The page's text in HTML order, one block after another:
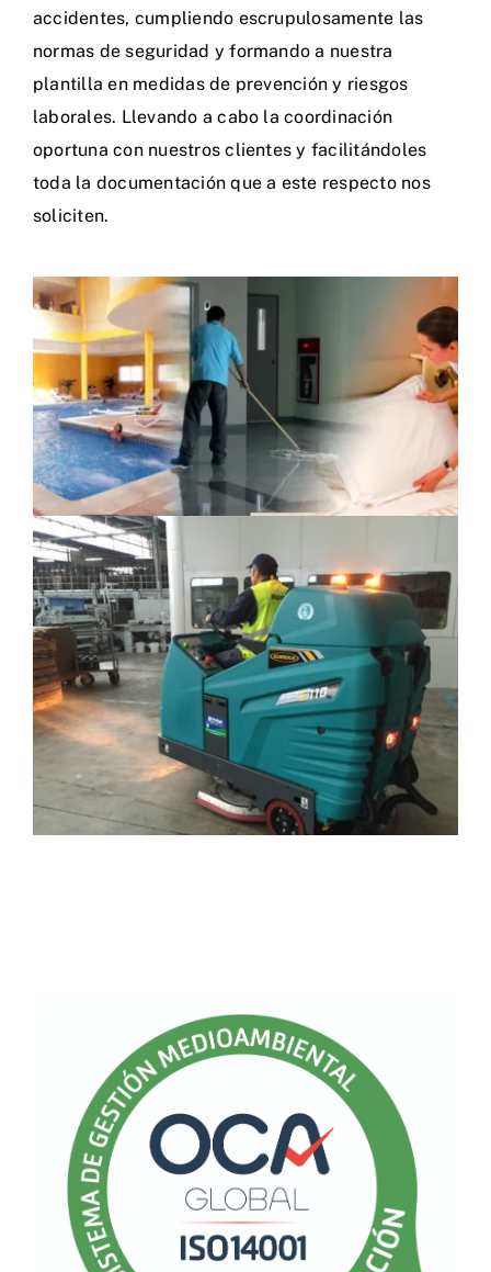
accidentes, cumpliendo escrupulosamente las
normas de seguridad y formando a nuestra
plantilla en medidas de prevención y riesgos
laborales. Llevando a cabo la coordinación
oportuna con nuestros clientes y facilitándoles
toda la documentación que a este respecto nos
soliciten.